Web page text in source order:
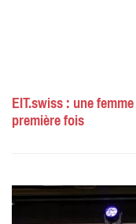
EIT.swiss : une
première fois